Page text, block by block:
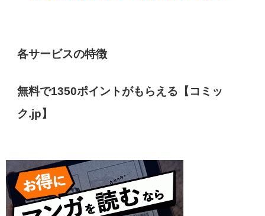
各サービスの特徴
無料で1350ポイントがもらえる【コミッ
ク.jp】